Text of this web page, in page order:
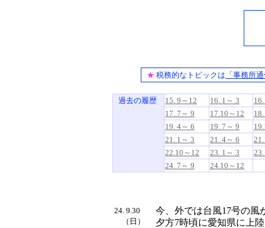
★ 税務的なトピックは 「事務所
過去の履歴 15. 9～12 16. 1～ 3
17. 7～ 9
17.10～12
19. 4～ 6
19. 7～ 9
21. 1～ 3
21. 4～ 6
22.10～12
23. 1～ 3
24. 7～ 9
24.10～12
24. 9.30
（日）
今、外では台風17号の
夕方7時頃に愛知県に上